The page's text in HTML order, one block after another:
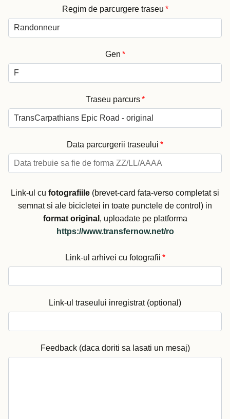
Regim de parcurgere traseu *
Gen *
Traseu parcurs *
Data parcurgerii traseului *
Link-ul cu fotografiile (brevet-card fata-verso completat si
semnat si ale bicicletei in toate punctele de control) in
format original , uploadate pe platforma
https://www.transfernow.net/ro
Link-ul arhivei cu fotografii *
Link-ul traseului inregistrat (optional)
Feedback (daca doriti sa lasati un mesaj)